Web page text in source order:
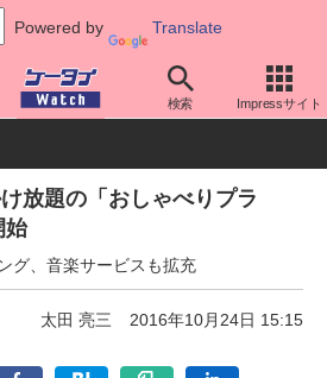
Powered by Translate
検索 Impressサイト
UQ 料金プラン・割引
放題の「おしゃべりプラ
始
グ、音楽サービスも拡充
太田 亮三 2016年10月24日 15:15